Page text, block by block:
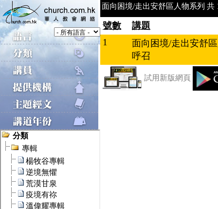
面向困境/走出安舒區人物系列 共
號數
講題
1
面向困境/走出安舒
呼召
試用新版網頁